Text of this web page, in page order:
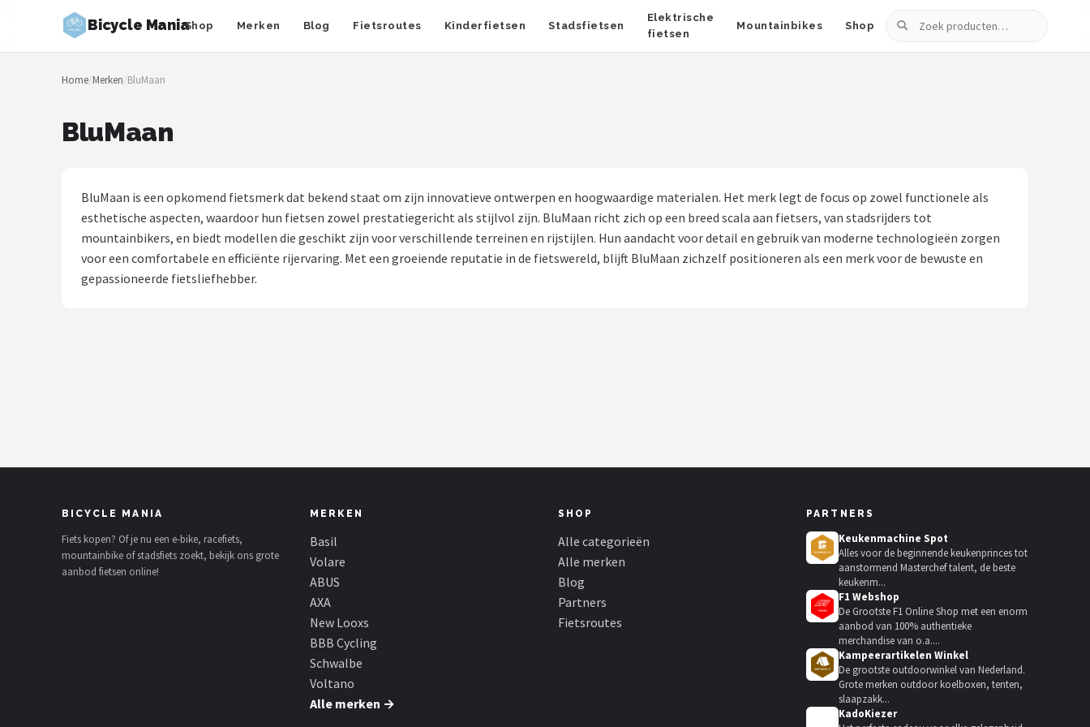
Bicycle ManiaShop Merken Blog Fietsroutes Kinderfietsen Stadsfietsen
Elektrische
fietsen
Mountainbikes Shop
Zoeken
Zoeken
NAVIGATIE
Fietsroutes
Kinderfietsen
Volare
ABUS
Home/Merken/BluMaan
BluMaan
BluMaan is een opkomend fietsmerk dat bekend staat om zijn innovatieve ontwerpen en hoogwaardige materialen. Het merk legt de focus op zowel functionele als
esthetische aspecten, waardoor hun fietsen zowel prestatiegericht als stijlvol zijn. BluMaan richt zich op een breed scala aan fietsers, van stadsrijders tot
mountainbikers, en biedt modellen die geschikt zijn voor verschillende terreinen en rijstijlen. Hun aandacht voor detail en gebruik van moderne technologieën zorgen
voor een comfortabele en efficiënte rijervaring. Met een groeiende reputatie in de fietswereld, blijft BluMaan zichzelf positioneren als een merk voor de bewuste en
gepassioneerde fietsliefhebber.
BICYCLE MANIA
Fiets kopen? Of je nu een e-bike, racefiets,
mountainbike of stadsfiets zoekt, bekijk ons grote
aanbod fietsen online!
MERKEN
Basil
Volare
ABUS
AXA
New Looxs
BBB Cycling
Schwalbe
Voltano
Alle merken →
SHOP
Alle categorieën
Alle merken
Blog
Partners
Fietsroutes
PARTNERS
Keukenmachine Spot
Alles voor de beginnende keukenprinces tot
aanstormend Masterchef talent, de beste
keukenm...
F1 Webshop
De Grootste F1 Online Shop met een enorm
aanbod van 100% authentieke
merchandise van o.a....
Kampeerartikelen Winkel
De grootste outdoorwinkel van Nederland.
Grote merken outdoor koelboxen, tenten,
slaapzakk...
KadoKiezer